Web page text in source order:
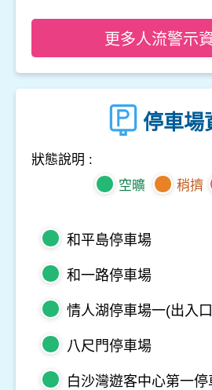
更多人流警示
停車場
狀態說明 :
空曠
稍擠
和平島停車場
和一路停車場
情人湖停車場一(出入
八尺門停車場
白沙灣遊客中心第一